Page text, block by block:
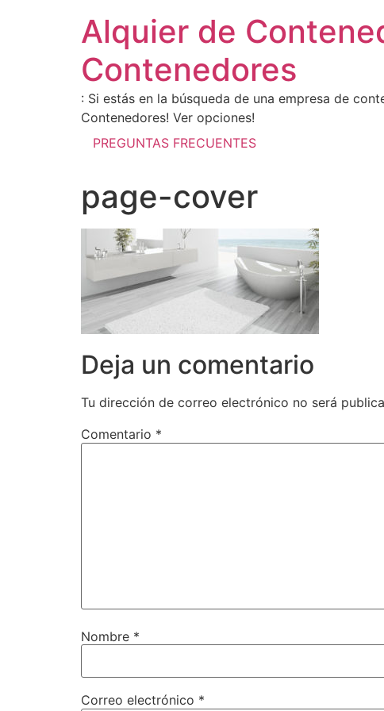
Alquier de
Contenedores
: Si estás en la búsqueda de una empresa de
Contenedores! Ver opciones!
PREGUNTAS FRECUENTES
page-cover
Deja un comentario
Tu dirección de correo electrónico no será
Comentario *
Nombre *
Correo electrónico *